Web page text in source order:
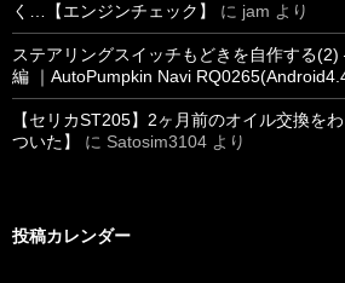
く…【エンジンチェック】
に jam より
ステアリングスイッチもどきを自作する
編 ｜AutoPumpkin Navi
【セリカST205】2ヶ月前のオイル交換を
ついた】
に Satosim3104 より
投稿カレンダー